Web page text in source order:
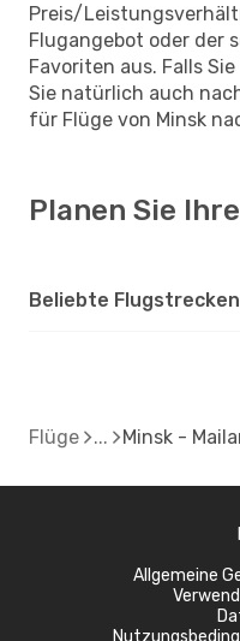
Preis/
Flugangebot oder der
Favoriten aus. Falls
Sie natürlich auch
für Flüge von Minsk
Planen Sie
Beliebte Flugstrecken
Flüge Minsk -
Allgemeine